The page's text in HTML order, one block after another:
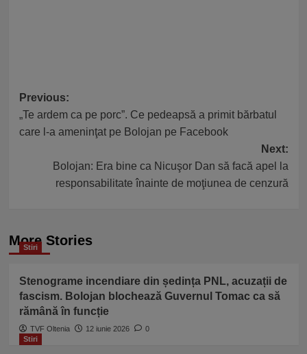
Post
navigation
Previous:
„Te ardem ca pe porc”. Ce pedeapsă a primit bărbatul
care l-a ameninţat pe Bolojan pe Facebook
Next:
Bolojan: Era bine ca Nicuşor Dan să facă apel la
responsabilitate înainte de moţiunea de cenzură
More Stories
Stiri
Stenograme incendiare din ședința PNL, acuzații de
fascism. Bolojan blochează Guvernul Tomac ca să
rămână în funcție
TVF Oltenia 12 iunie 2026
0
Stiri